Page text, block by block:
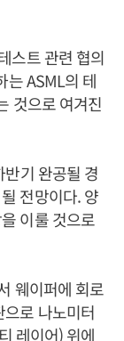
스트 관련 협의
는 ASML의 테
것으로 여겨진
기 완공될 경
전망이다. 양
이룰 것으로
웨이퍼에 회로
로 나노미터
레이어) 위에